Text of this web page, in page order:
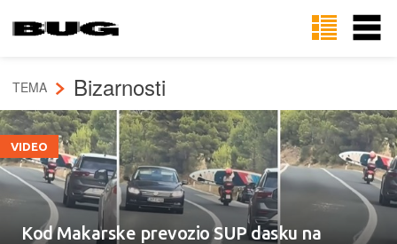
TEMA Bizarnosti
VIDEO
Kod Makarske prevozio SUP dasku na